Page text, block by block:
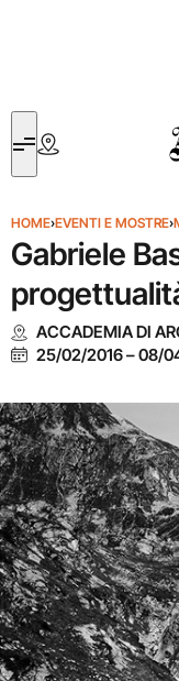
HOME›EVENTI E MOSTRE›
Gabriele
ACCADEMIA DI
25/02/2016–08/